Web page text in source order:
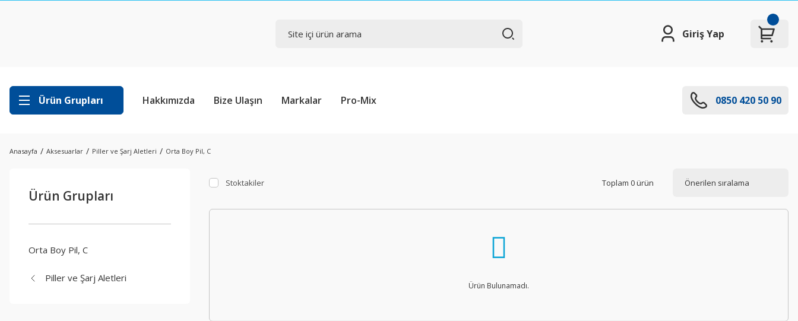
Giriş Yap
Ürün Grupları Hakkımızda Bize Ulaşın Markalar Pro-Mix 0850 420 50 90
Anasayfa Aksesuarlar Piller ve Şarj Aletleri Orta Boy Pil, C
Ürün Grupları
Orta Boy Pil, C
Piller ve Şarj Aletleri
Stoktakiler Toplam 0 ürün
Ürün Bulunamadı.